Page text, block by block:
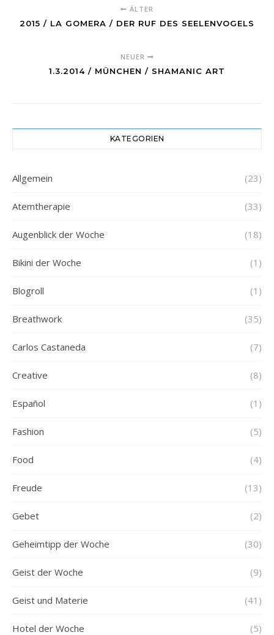
ÄLTER
2015 / LA GOMERA / DER RUF DES SEELENVOGELS
NEUER
1.3.2014 / MÜNCHEN / SHAMANIC ART
KATEGORIEN
Allgemein (23)
Atemtherapie (33)
Augenblick der Woche (18)
Bikini der Woche (1)
Blogroll (1)
Breathwork (35)
Carlos Castaneda (7)
Creative (8)
Español (1)
Fashion (5)
Food (4)
Freude (13)
Gebet (2)
Geheimtipp der Woche (30)
Geist der Woche (9)
Geist und Materie (41)
Hotel der Woche (5)